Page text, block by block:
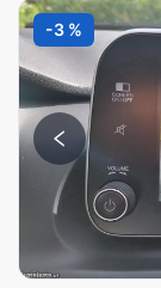
-3 %